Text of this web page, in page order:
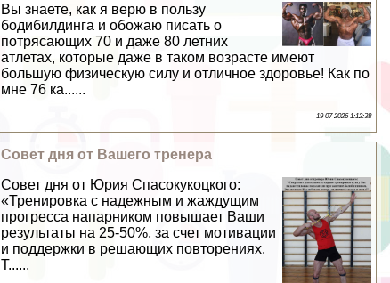
Вы знаете, как я верю в пользу
бодибилдинга и обожаю писать о
потрясающих 70 и даже 80 летних
атлетах, которые даже в таком возрасте имеют
большую физическую силу и отличное здоровье! Как по
мне 76 ка......
19 07 2026 1:12:38
Совет дня от Вашего тренера
Совет дня от Юрия Спасокукоцкого:
«Тренировка с надежным и жаждущим
прогресса напарником повышает Ваши
результаты на 25-50%, за счет мотивации
и поддержки в решающих повторениях.
Т......